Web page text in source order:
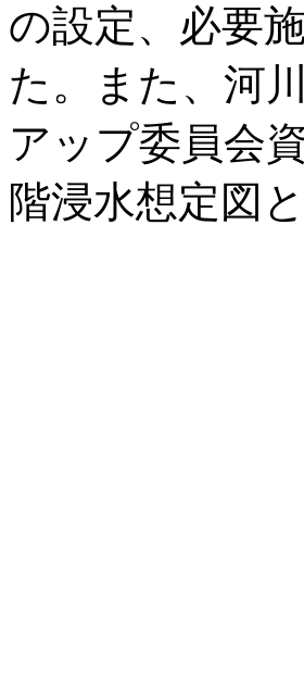
の設定、必要
た。また、河
アップ委員会
階浸水想定図